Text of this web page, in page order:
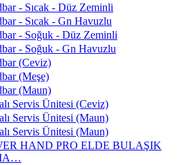
- Sıcak - Düz Zeminli
- Sıcak - Gn Havuzlu
- Soğuk - Düz Zeminli
- Soğuk - Gn Havuzlu
(Ceviz)
(Meşe)
(Maun)
Servis Ünitesi (Ceviz)
Servis Ünitesi (Maun)
Servis Ünitesi (Maun)
HAND PRO ELDE BULAŞIK